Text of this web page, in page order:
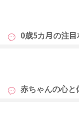
0歳5カ月の注目
赤ちゃんの心と